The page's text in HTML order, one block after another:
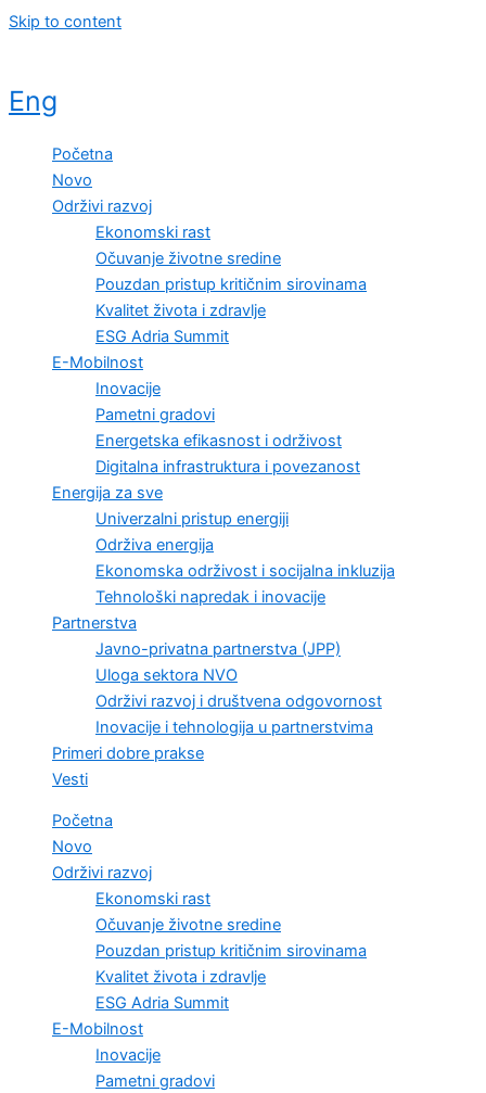
Skip to content
Eng
Početna
Novo
Održivi razvoj
Ekonomski rast
Očuvanje životne sredine
Pouzdan pristup kritičnim sirovinama
Kvalitet života i zdravlje
ESG Adria Summit
E-Mobilnost
Inovacije
Pametni gradovi
Energetska efikasnost i održivost
Digitalna infrastruktura i povezanost
Energija za sve
Univerzalni pristup energiji
Održiva energija
Ekonomska održivost i socijalna inkluzija
Tehnološki napredak i inovacije
Partnerstva
Javno-privatna partnerstva (JPP)
Uloga sektora NVO
Održivi razvoj i društvena odgovornost
Inovacije i tehnologija u partnerstvima
Primeri dobre prakse
Vesti
Početna
Novo
Održivi razvoj
Ekonomski rast
Očuvanje životne sredine
Pouzdan pristup kritičnim sirovinama
Kvalitet života i zdravlje
ESG Adria Summit
E-Mobilnost
Inovacije
Pametni gradovi